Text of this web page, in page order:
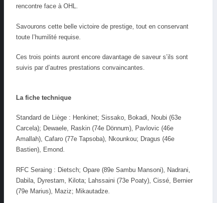
rencontre face à OHL.
Savourons cette belle victoire de prestige, tout en conservant
toute l’humilité requise.
Ces trois points auront encore davantage de saveur s’ils sont
suivis par d’autres prestations convaincantes.
La fiche technique
Standard de Liège : Henkinet; Sissako, Bokadi, Noubi (63e
Carcela); Dewaele, Raskin (74e Dönnum), Pavlovic (46e
Amallah), Cafaro (77e Tapsoba), Nkounkou; Dragus (46e
Bastien), Emond.
RFC Seraing : Dietsch; Opare (89e Sambu Mansoni), Nadrani,
Dabila, Dyrestam, Kilota; Lahssaini (73e Poaty), Cissé, Bernier
(79e Marius), Maziz; Mikautadze.